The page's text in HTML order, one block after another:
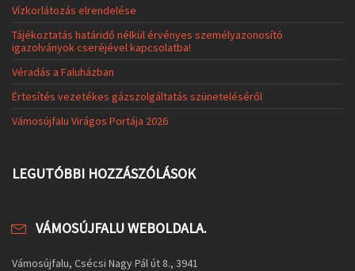
Vízkorlátozás elrendelése
Tájékoztatás határidő nélkül érvényes személyazonosító
igazolványok cseréjével kapcsolatba!
Véradás a Faluházban
Értesítés vezetékes gázszolgáltatás szüneteléséről
Vámosújfalu Virágos Portája 2026
LEGUTÓBBI HOZZÁSZÓLÁSOK
VÁMOSÚJFALU WEBOLDALA.
Vámosújfalu, Csécsi Nagy Pál út 8., 3941